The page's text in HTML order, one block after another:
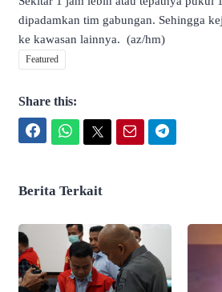
dipadamkan tim gabungan. Sehingga
ke kawasan lainnya. (az/hm)
Featured
Share this:
Berita Terkait